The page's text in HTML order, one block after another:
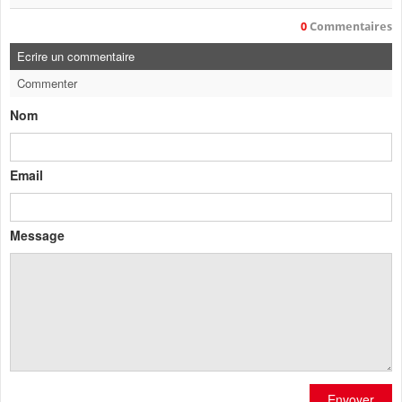
0 Commentaires
Ecrire un commentaire
Commenter
Nom
Email
Message